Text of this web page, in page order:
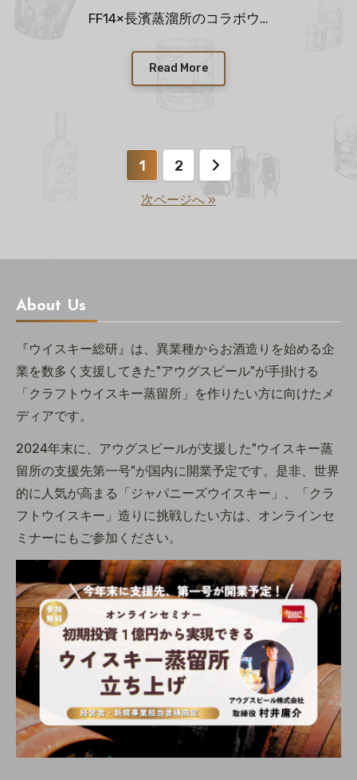
FF14×長濱蒸溜所のコラボウ…
Read More
ペ
ー
ジ
送
り
1 2
次ページへ »
About Us
『ウイスキー総研』は、異業種からお酒造りを始める企
業を数多く支援してきた"アウグスビール"が手掛ける
「クラフトウイスキー蒸留所」を作りたい方に向けたメ
ディアです。
2024年末に、アウグスビールが支援した"ウイスキー蒸
留所の支援先第一号"が国内に開業予定です。是非、世界
的に人気が高まる「ジャパニーズウイスキー」、「クラ
フトウイスキー」造りに挑戦したい方は、オンラインセ
ミナーにもご参加ください。